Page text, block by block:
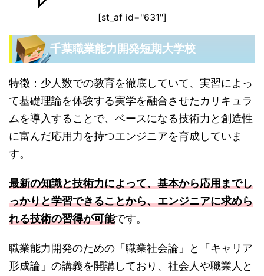
[st_af id="631"]
千葉職業能力開発短期大学校
特徴：少人数での教育を徹底していて、実習によっ
て基礎理論を体験する実学を融合させたカリキュラ
ムを導入することで、ベースになる技術力と創造性
に富んだ応用力を持つエンジニアを育成していま
す。
最新の知識と技術力によって、基本から応用までし
っかりと学習できることから、エンジニアに求めら
れる技術の習得が可能です。
職業能力開発のための「職業社会論」と「キャリア
形成論」の講義を開講しており、社会人や職業人と